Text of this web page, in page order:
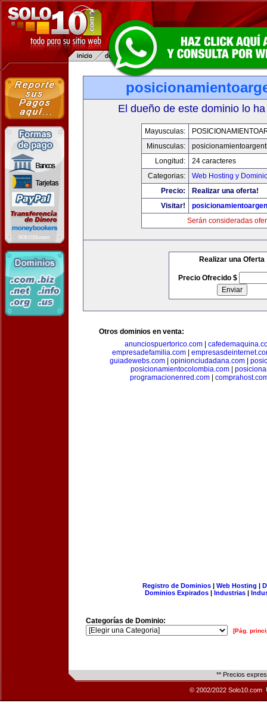
El dueño de este dominio lo
Mayusculas:
Minusculas:
Longitud:
24 caracteres
Categorias:
Web Hosting y
Precio:
Realizar una oferta!
Visitar!
Serán consideradas
Realizar una Oferta
Precio Ofrecido $
Otros dominios en venta:
anunciospuertorico.com|
empresadefamilia.com
guiadewebs.com
opinionciudadana.com
posicionamientocolombia.com|
programacionenred.com
Registro de Dominios| Web Hosting |
Dominios Expirados | Industrias |
Categorías de Dominio:
[Pág.
** Precios
© 2002/2022 Solo10.com